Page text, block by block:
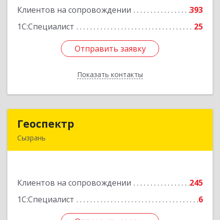
Клиентов на сопровождении
393
1С:Специалист
25
Отправить заявку
Показать контакты
Подробнее
Отправить заявку
Назад
Геоспектр
Сызрань
Клиентов на сопровождении
245
1С:Специалист
6
Подробнее